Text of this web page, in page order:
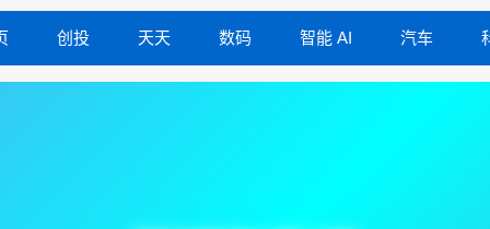
创投 天天 数码 智能 AI 汽车